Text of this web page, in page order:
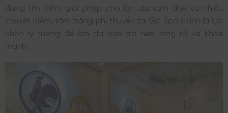
đang tìm kiếm giải pháp cho làn da sạm đen và nhiều
khuyết điểm, tắm trắng phi thuyền tại Gà Spa chính là lựa
chọn lý tưởng để làn da bạn trở nên rạng rỡ và khỏe
mạnh.